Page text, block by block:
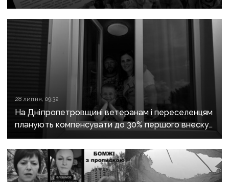
28 липня, 09:32
На Дніпропетровщині ветеранам і переселенцям
планують компенсувати до 30% першого внеску
за програмою «єОселя»